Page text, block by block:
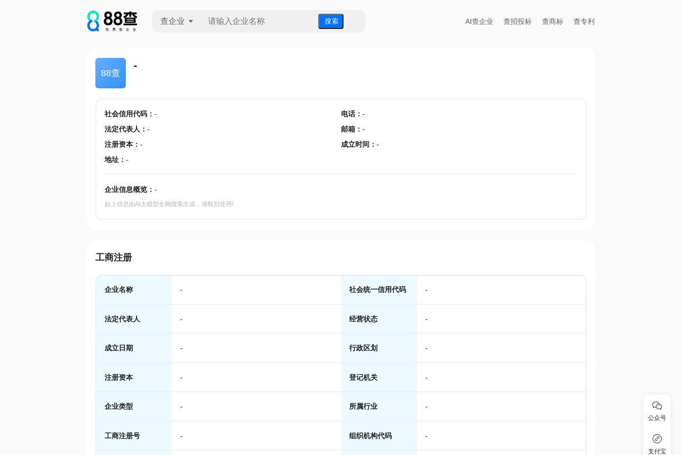
查企业 搜 索 AI查企业 查招投标 查商标 查专利
88查
-
社会信用代码： - 电话： -
法定代表人 ： - 邮箱 ： -
注册资本： - 成立时间 ： -
地址： -
企业信息概览： -
如上信息由AI大模型全网搜索生成，请甄别使用!
工商注册
企业名称 - 社会统一信用代码 -
法定代表人 - 经营状态 -
成立日期 - 行政区划 -
注册资本 - 登记机关 -
企业类型 - 所属行业 -
工商注册号 - 组织机构代码 -
公众号
支付宝